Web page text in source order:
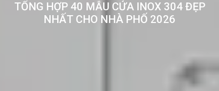
TỔNG HỢP 40 MẪU CỬA INOX 304 ĐẸP
NHẤT CHO NHÀ PHỐ 2026